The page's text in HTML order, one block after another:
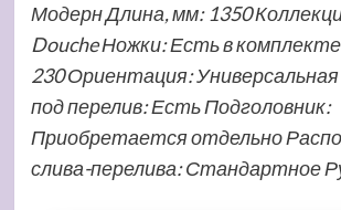
Модерн Длина, мм: 1350
Douche Ножки: Есть в
230 Ориентация:
под перелив: Есть Подголовник:
Приобретается отдельно
слива-перелива: Стандартное